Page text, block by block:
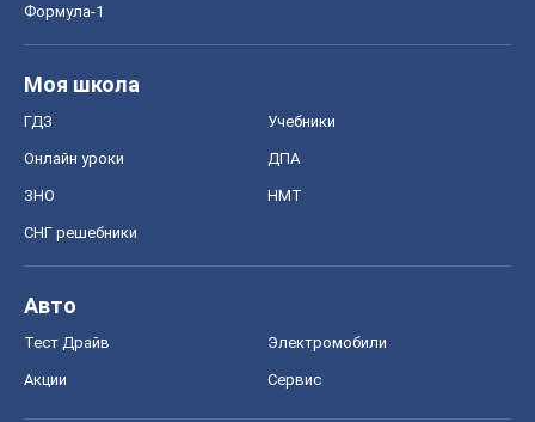
Формула-1
Моя школа
ГДЗ Учебники
Онлайн уроки ДПА
ЗНО НМТ
СНГ решебники
Авто
Тест Драйв Электромобили
Акции Сервис